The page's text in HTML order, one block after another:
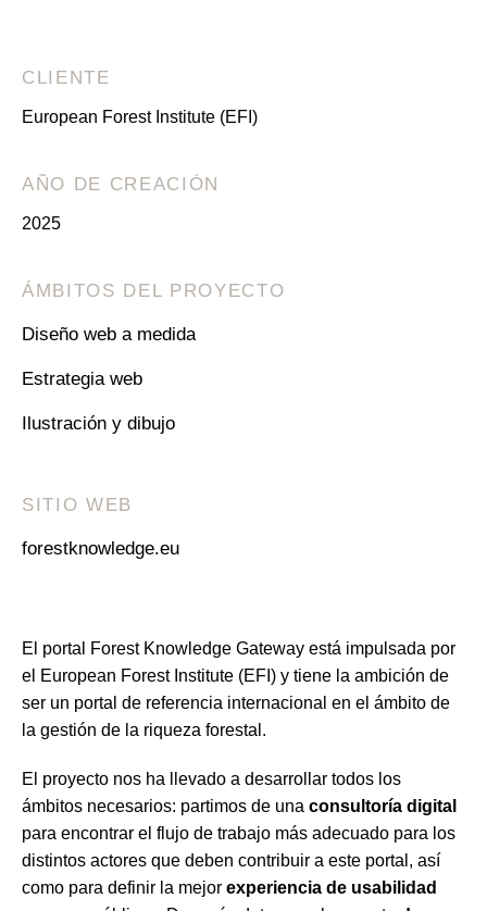
CLIENTE
European Forest Institute (EFI)
AÑO DE CREACIÓN
2025
ÁMBITOS DEL PROYECTO
Diseño web a medida
Estrategia web
Ilustración y dibujo
SITIO WEB
forestknowledge.eu
El portal Forest Knowledge Gateway está impulsada por
el European Forest Institute (EFI) y tiene la ambición de
ser un portal de referencia internacional en el ámbito de
la gestión de la riqueza forestal.
El proyecto nos ha llevado a desarrollar todos los
ámbitos necesarios: partimos de una consultoría digital
para encontrar el flujo de trabajo más adecuado para los
distintos actores que deben contribuir a este portal, así
como para definir la mejor experiencia de usabilidad